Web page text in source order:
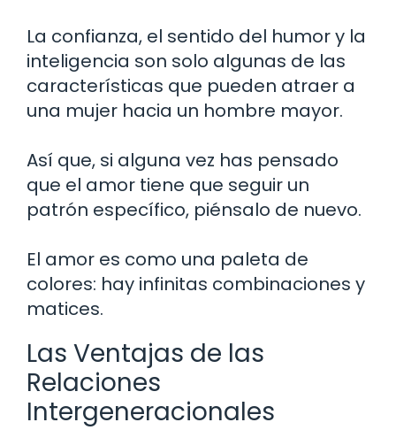
La confianza, el sentido del humor y la
inteligencia son solo algunas de las
características que pueden atraer a
una mujer hacia un hombre mayor.
Así que, si alguna vez has pensado
que el amor tiene que seguir un
patrón específico, piénsalo de nuevo.
El amor es como una paleta de
colores: hay infinitas combinaciones y
matices.
Las Ventajas de las
Relaciones
Intergeneracionales